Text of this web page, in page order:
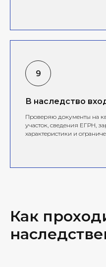
В наследство
Проверяю документы на
участок, сведения ЕГРН,
характеристики и
Как